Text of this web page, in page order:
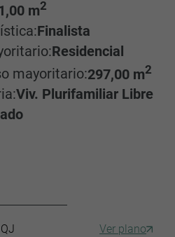
m2
Finalista
Residencial
mayoritario:297,00 m2
Viv. Plurifamiliar Libre
Ver plano